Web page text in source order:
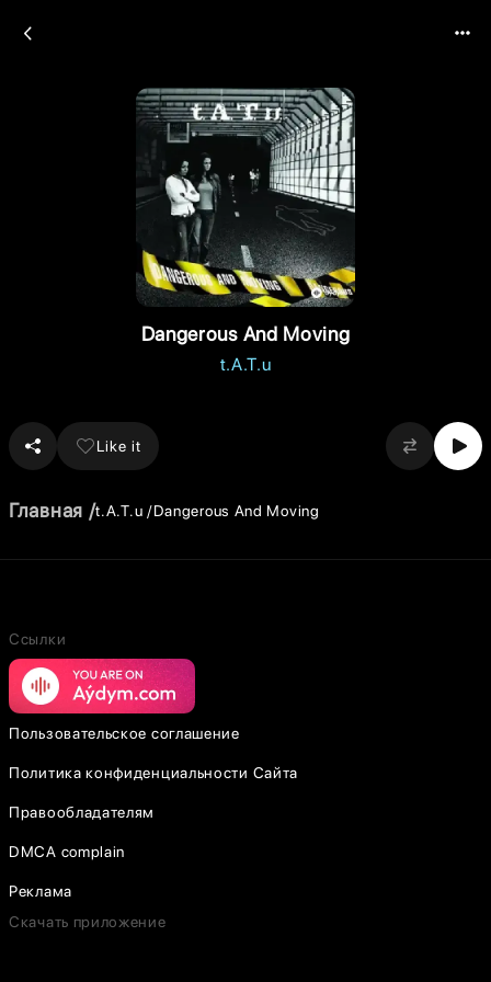
Dangerous And Moving
t.A.T.u
Like it
Главная t.A.T.u Dangerous And Moving
Ссылки
Пользовательское соглашение
Политика конфиденциальности Сайта
Правообладателям
DMCA complain
Реклама
Скачать приложение